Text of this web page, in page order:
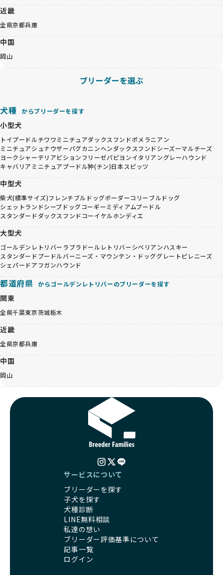
近畿
全県京都兵庫
中国
岡山
ブリーダーを選ぶ
犬種 からブリーダーを探す
小型犬
トイプードルチワワミニチュアダックスフンドポメラニアン
ミニチュアシュナウザーパグカニンヘンダックスフンドシーズーマルチーズ
ヨークシャーテリアビションフリーゼパピヨンイタリアングレーハウンド
キャバリア ミニチュアプードル狆(チン)日本スピッツ
中型犬
柴犬(標準サイズ)フレンチブルドッグボーダーコリーブルドッグ
シェットランドシープドッグコーギーミディアムプードル
スタンダードダックスフンドコーイケルホンディエ
大型犬
ゴールデンレトリバー ラブラドールレトリバーシベリアンハスキー
スタンダードプードルバーニーズ・マウンテン・ドッググレートピレニーズ
シェパードアフガンハウンド
都道府県 からゴールデンレトリバーのブリーダーを探す
関東
全県千葉東京茨城栃木
近畿
全県京都兵庫
中国
岡山
サービスについて
ブリーダーを探す
子犬を探す
犬種診断
LINE無料相談
私達の想い
ブリーダー評価基準について
記事一覧
ログイン